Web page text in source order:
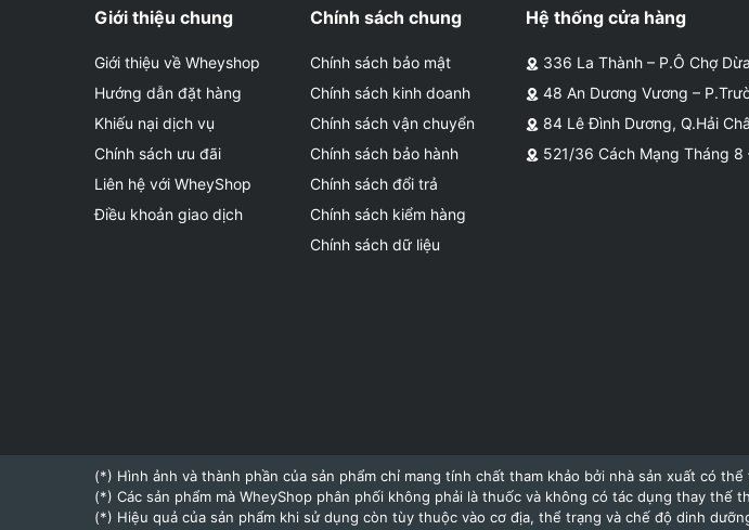
Giới thiệu chung
Giới thiệu về Wheyshop
Hướng dẫn đặt hàng
Khiếu nại dịch vụ
Chính sách ưu đãi
Liên hệ với WheyShop
Điều khoản giao dịch
Chính sách chung
Chính sách bảo mật
Chính sách kinh doanh
Chính sách vận chuyển
Chính sách bảo hành
Chính sách đổi trả
Chính sách kiểm hàng
Chính sách dữ liệu
Hệ thống cửa hàng
336 La Thành – P.Ô Chợ
48 An Dương Vương –
84 Lê Đình Dương, Q.Hải
521/36 Cách Mạng Tháng 8
(*) Hình ảnh và thành phần của sản phẩm chỉ mang tính chất tham khảo bởi nhà sản xuất có
(*) Các sản phẩm mà WheyShop phân phối không phải là thuốc và không có tác dụng thay thế
(*) Hiệu quả của sản phẩm khi sử dụng còn tùy thuộc vào cơ địa, thể trạng và chế độ dinh